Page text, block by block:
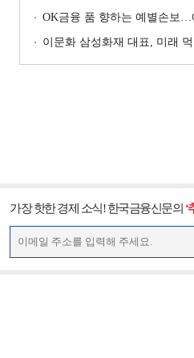
OK금융 품 향하는 예별손보…예보 부담 완화·경
이문화 삼성화재 대표, 미래 먹거리 ‘기업보
가장 핫한 경제 소식! 한국금융신문의 ‘